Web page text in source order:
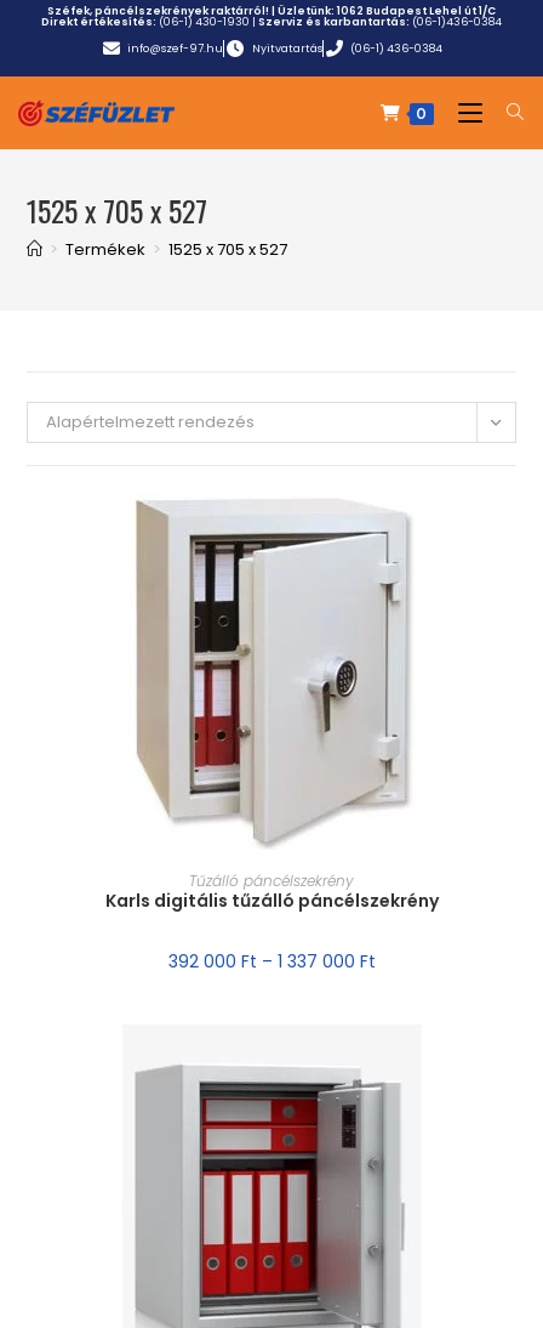
Széfek, páncélszekrények raktárról! | Üzletünk:1062 Budapest Lehel út 1/C
Direkt értékesítés: (06-1) 430-1930 | Szerviz és karbantartás: (06-1)436-0384
info@szef-97.hu
Nyitvatartás (06-1) 436-0384
0
1525 x 705 x 527
> Termékek > 1525 x 705 x 527
Alapértelmezett rendezés
MÉRET VÁLASZTÁSA
Tűzálló páncélszekrény
Karls digitális tűzálló páncélszekrény
392 000 Ft – 1 337 000 Ft